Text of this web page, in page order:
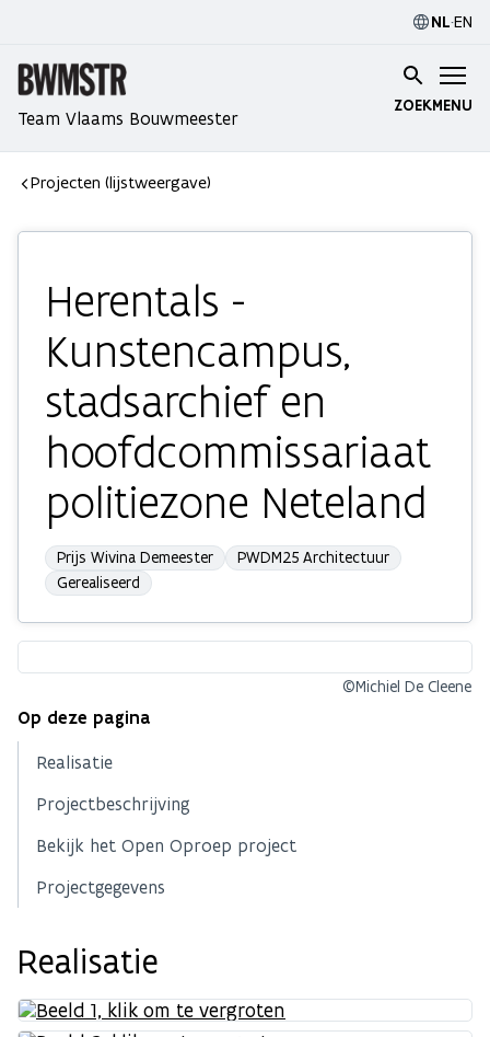
NL·EN
Team Vlaams Bouwmeester
ZOEKMENU
Projecten (lijstweergave)
Herentals -
Kunstencampus,
stadsarchief en
hoofdcommissariaat
politiezone Neteland
Prijs Wivina Demeester
PWDM25 Architectuur
Gerealiseerd
©Michiel De Cleene
Op deze pagina
Realisatie
Projectbeschrijving
Bekijk het Open Oproep project
Projectgegevens
Realisatie